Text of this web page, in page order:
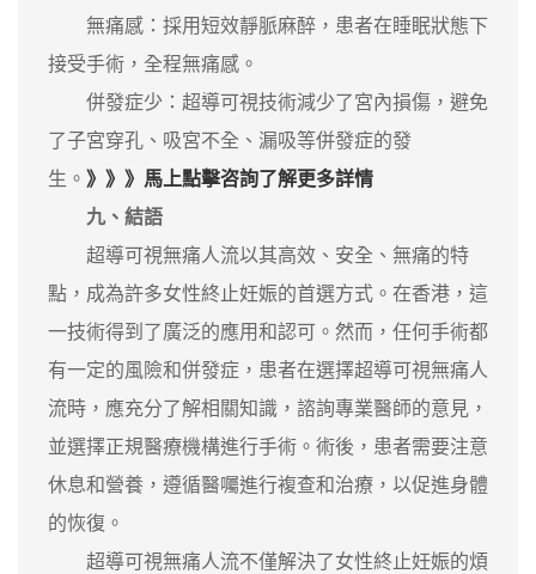
無痛感：採用短效靜脈麻醉，患者在睡眠狀態下
接受手術，全程無痛感。
併發症少：超導可視技術減少了宮內損傷，避免
了子宮穿孔、吸宮不全、漏吸等併發症的發
生。 》》》馬上點擊咨詢了解更多詳情
九、結語
超導可視無痛人流以其高效、安全、無痛的特
點，成為許多女性終止妊娠的首選方式。在香港，這
一技術得到了廣泛的應用和認可。然而，任何手術都
有一定的風險和併發症，患者在選擇超導可視無痛人
流時，應充分了解相關知識，諮詢專業醫師的意見，
並選擇正規醫療機構進行手術。術後，患者需要注意
休息和營養，遵循醫囑進行複查和治療，以促進身體
的恢復。
超導可視無痛人流不僅解決了女性終止妊娠的煩